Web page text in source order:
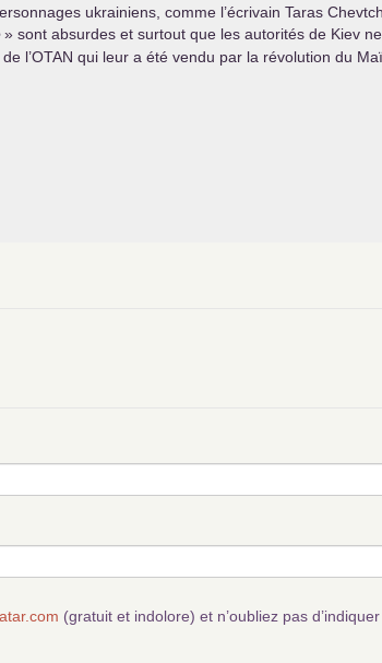
ukrainiens, comme l’écrivain Taras
» sont absurdes et surtout que les autorités de Kiev
l’OTAN qui leur a été vendu par la révolution du
(gratuit et indolore) et n’oubliez pas